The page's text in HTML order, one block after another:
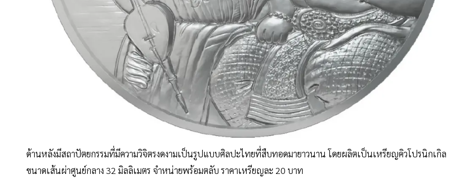
ด้านหลังมีสถาปัตยกรรมที่มีความวิจิตรงดงามเป็นรูปแบบศิลปะไทยที่สืบทอดมายาวนาน โดยผลิตเป็นเหรียญคิวโปรนิกเกิล
ขนาดเส้นผ่าศูนย์กลาง 32 มิลลิเมตร จำหน่ายพร้อมตลับ ราคาเหรียญละ 20 บาท